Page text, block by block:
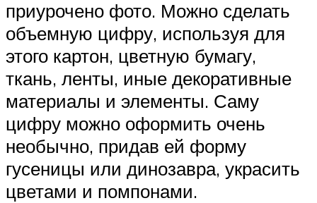
приурочено фото. Можно сделать
объемную цифру, используя для
этого картон, цветную бумагу,
ткань, ленты, иные декоративные
материалы и элементы. Саму
цифру можно оформить очень
необычно, придав ей форму
гусеницы или динозавра, украсить
цветами и помпонами.